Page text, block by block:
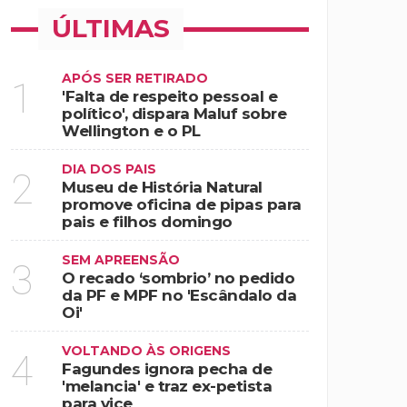
ÚLTIMAS
1 APÓS SER RETIRADO
'Falta de respeito pessoal e
político', dispara Maluf sobre
Wellington e o PL
2 DIA DOS PAIS
Museu de História Natural
promove oficina de pipas para
pais e filhos domingo
3 SEM APREENSÃO
O recado ‘sombrio’ no pedido
da PF e MPF no 'Escândalo da
Oi'
4 VOLTANDO ÀS ORIGENS
Fagundes ignora pecha de
'melancia' e traz ex-petista
para vice